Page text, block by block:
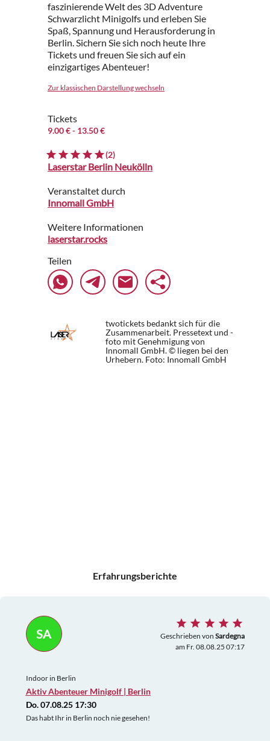
faszinierende Welt des 3D Adventure
Schwarzlicht Minigolfs und erleben Sie
Spaß, Spannung und Herausforderung in
Berlin. Sichern Sie sich noch heute Ihre
Tickets und freuen Sie sich auf ein
einzigartiges Abenteuer!
Zur klassischen Darstellung wechseln
Tickets
9.00 €- 13.50 €
(2)
Laserstar Berlin Neukölln
Veranstaltet durch
Innomall GmbH
Weitere Informationen
laserstar.rocks
Teilen
twotickets bedankt sich für die
Zusammenarbeit. Pressetext und -
foto mit Genehmigung von
Innomall GmbH. © liegen bei den
Urhebern. Foto: Innomall GmbH
Erfahrungsberichte
SA Geschrieben von Sardegna
am Fr. 08.08.25 07:17
Indoor in Berlin
Aktiv Abenteuer Minigolf | Berlin
Do. 07.08.25 17:30
Das habt Ihr in Berlin noch nie gesehen!